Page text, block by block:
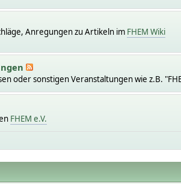
Anregungen zu Artikeln im FHEM Wiki
oder sonstigen Veranstaltungen wie z.B.
FHEM e.V.